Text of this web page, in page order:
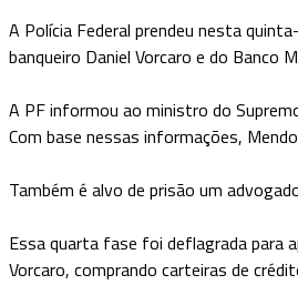
A Polícia Federal prendeu nesta
banqueiro Daniel Vorcaro e do Banco
A PF informou ao ministro do
Com base nessas informações,
Também é alvo de prisão um
Essa quarta fase foi deflagrada para
Vorcaro, comprando carteiras de